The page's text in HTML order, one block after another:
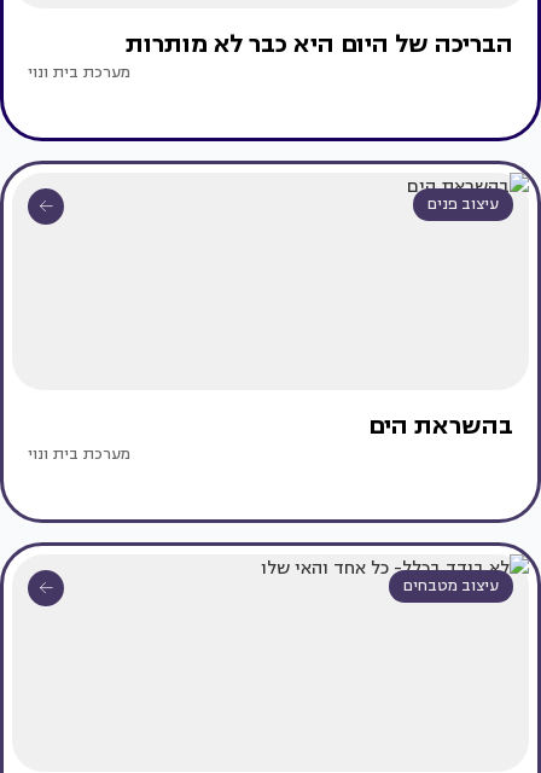
הבריכה של היום היא כבר לא מותרות
מערכת בית ונוי
עיצוב פנים
בהשראת הים
מערכת בית ונוי
עיצוב מטבחים